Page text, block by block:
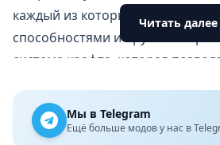
каждый из которых обладает
способностями и оружием.
система крафта, которая
Графика и звук
Графика в игре выполнена в
Читать далее
Мы в Telegram
Ещё больше модов у нас в